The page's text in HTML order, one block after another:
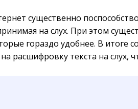
существенно
на слух. При этом
гораздо удобнее. В итоге
расшифровку текста на слух,